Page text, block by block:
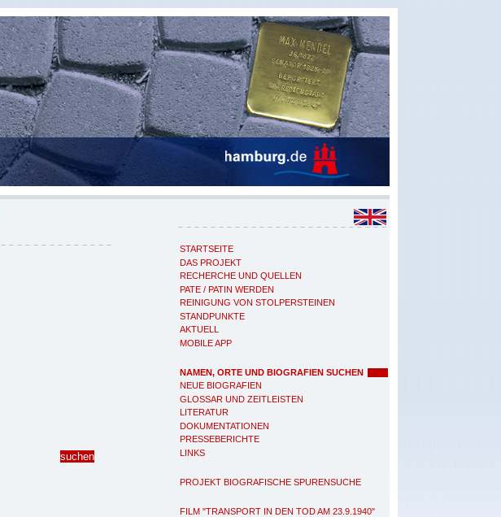
STARTSEITE
DAS PROJEKT
RECHERCHE UND QUELLEN
PATE / PATIN WERDEN
REINIGUNG VON STOLPERSTEINEN
STANDPUNKTE
AKTUELL
MOBILE APP
NAMEN, ORTE UND BIOGRAFIEN SUCHEN
NEUE BIOGRAFIEN
GLOSSAR UND ZEITLEISTEN
LITERATUR
DOKUMENTATIONEN
PRESSEBERICHTE
LINKS
PROJEKT BIOGRAFISCHE SPURENSUCHE
FILM "TRANSPORT IN DEN TOD AM 23.9.1940"